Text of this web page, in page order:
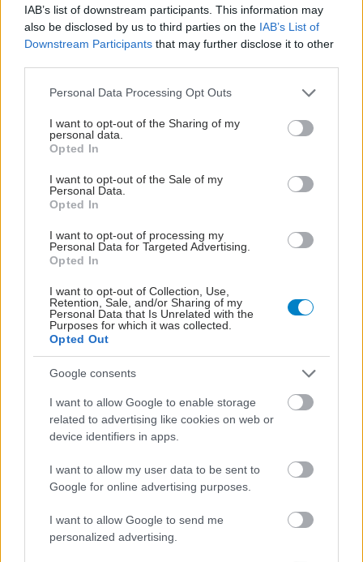
IAB’s list of downstream participants. This information may
also be disclosed by us to third parties on the IAB’s List of
Downstream Participants that may further disclose it to other
Please note that this website/app uses one or more Google
not limited to your visit or usage behaviour. You may click to
grant or deny consent to Google and its third-party tags to
use your data for below specified purposes in below Google
consent section.
Personal Data Processing Opt Outs
I want to opt-out of the Sharing of my
personal data.
Opted In
I want to opt-out of the Sale of my
Personal Data.
Opted In
I want to opt-out of processing my
Personal Data for Targeted Advertising.
Opted In
I want to opt-out of Collection, Use,
Retention, Sale, and/or Sharing of my
Personal Data that Is Unrelated with the
Purposes for which it was collected.
Opted Out
Google consents
I want to allow Google to enable storage
related to advertising like cookies on web or
device identifiers in apps.
I want to allow my user data to be sent to
Google for online advertising purposes.
I want to allow Google to send me
personalized advertising.
ΣΗΜΕΡΑ ΣΤΟ IATRONET.GR